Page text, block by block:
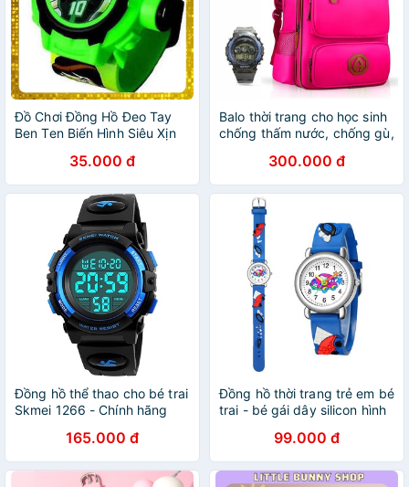
Đồ Chơi Đồng Hồ Đeo Tay
Ben Ten Biến Hình Siêu Xịn
35.000 đ
Balo thời trang cho học sinh
chống thấm nước, chống gù,
300.000 đ
Đồng hồ thể thao cho bé trai
Skmei 1266 - Chính hãng
nước 5ATM165.000 đ
Đồng hồ thời trang trẻ em bé
trai - bé gái dây silicon hình
99.000 đ